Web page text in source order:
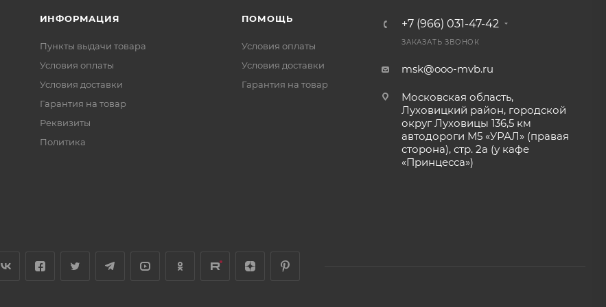
ИНФОРМАЦИЯ
Пункты выдачи товара
Условия оплаты
Условия доставки
Гарантия на товар
Реквизиты
Политика
ПОМОЩЬ
Условия оплаты
Условия доставки
Гарантия на товар
+7 (966) 031-47-42
ЗАКАЗАТЬ ЗВОНОК
msk@ooo-mvb.ru
Московская область,
Луховицкий район, городской
округ Луховицы 136,5 км
автодороги М5 «УРАЛ» (правая
сторона), стр. 2а (у кафе
«‎Принцесса»)